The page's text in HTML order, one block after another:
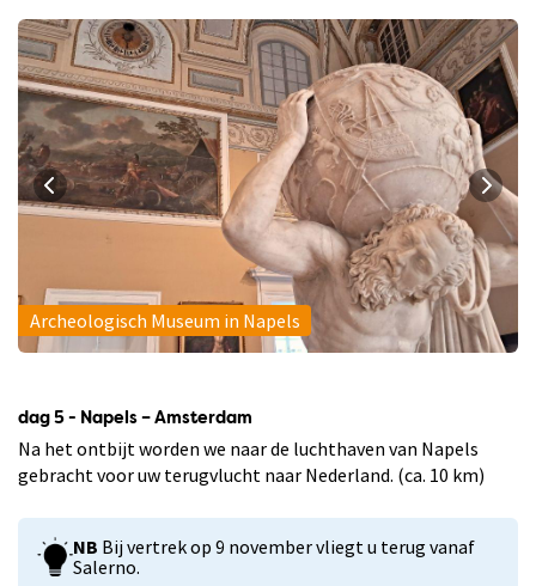
Archeologisch Museum in Napels
dag 5 - Napels – Amsterdam
Na het ontbijt worden we naar de luchthaven van Napels
gebracht voor uw terugvlucht naar Nederland. (ca. 10 km)
NB Bij vertrek op 9 november vliegt u terug vanaf
Salerno.